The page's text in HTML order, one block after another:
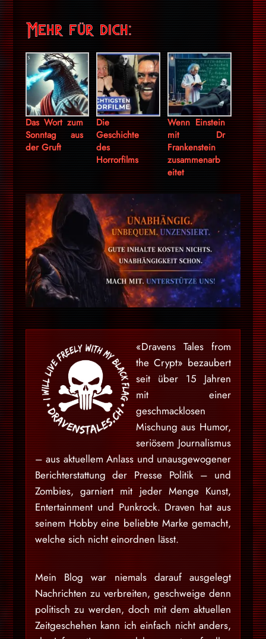
Mehr für dich:
Das Wort zum
Sonntag aus
der Gruft
Die
Geschichte
des
Horrorfilms
Wenn Einstein
mit Dr
Frankenstein
zusammenarb
eitet
«Dravens Tales from
the Crypt» bezaubert
seit über 15 Jahren
mit einer
geschmacklosen
Mischung aus Humor,
seriösem Journalismus
– aus aktuellem Anlass und unausgewogener
Berichterstattung der Presse Politik – und
Zombies, garniert mit jeder Menge Kunst,
Entertainment und Punkrock. Draven hat aus
seinem Hobby eine beliebte Marke gemacht,
welche sich nicht einordnen lässt.
Mein Blog war niemals darauf ausgelegt
Nachrichten zu verbreiten, geschweige denn
politisch zu werden, doch mit dem aktuellen
Zeitgeschehen kann ich einfach nicht anders,